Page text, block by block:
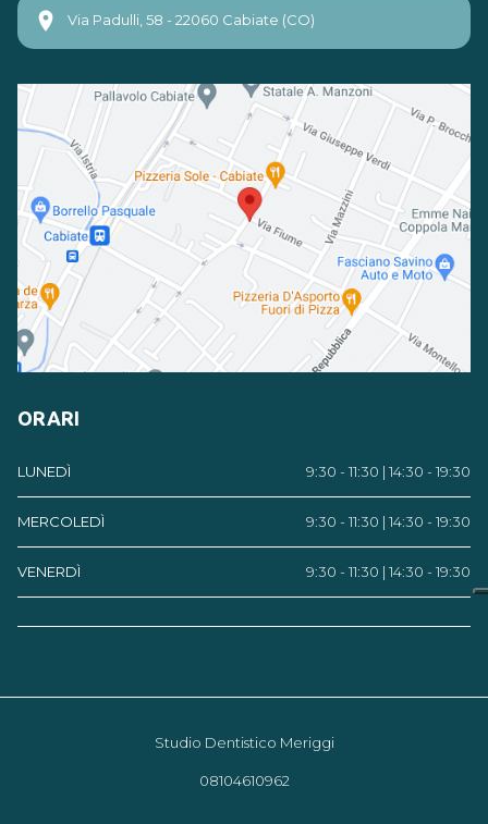
Via Padulli, 58 - 22060 Cabiate (CO)
ORARI
LUNEDÌ 9:30 - 11:30 | 14:30 - 19:30
MERCOLEDÌ 9:30 - 11:30 | 14:30 - 19:30
VENERDÌ 9:30 - 11:30 | 14:30 - 19:30
Studio Dentistico Meriggi
08104610962